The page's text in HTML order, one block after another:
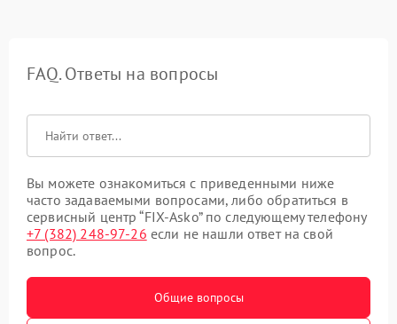
FAQ. Ответы на вопросы
Вы можете ознакомиться с приведенными ниже
часто задаваемыми вопросами, либо обратиться в
сервисный центр “FIX-Asko” по следующему телефону
+7 (382) 248-97-26 если не нашли ответ на свой
вопрос.
Общие вопросы